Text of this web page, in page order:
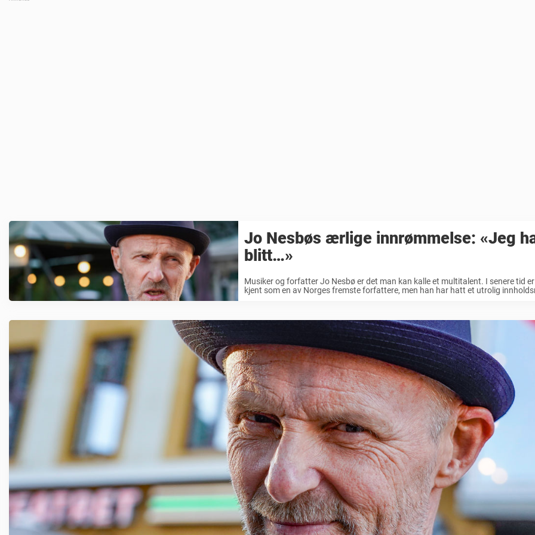
Jo Nesbøs ærlige innrømmelse: «Jeg
blitt…»
Musiker og forfatter Jo Nesbø er det man kan kalle et multitalent. I senere tid
kjent som en av Norges fremste forfattere, men han har hatt et utrolig